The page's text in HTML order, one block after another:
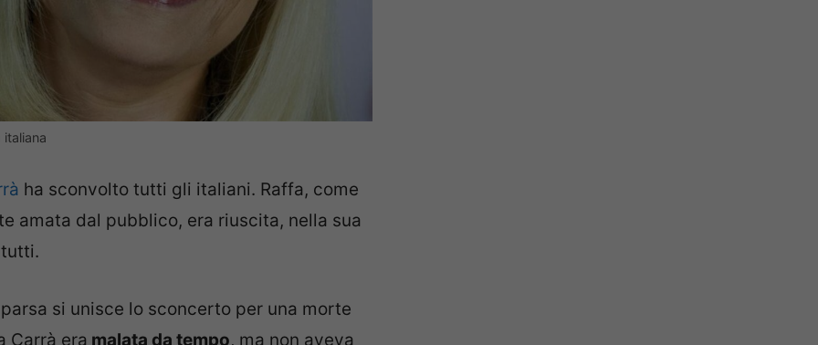
italiana
ha sconvolto tutti gli italiani. Raffa, come
amata dal pubblico, era riuscita, nella sua
si unisce lo sconcerto per una morte
Carrà era malata da tempo, ma non aveva